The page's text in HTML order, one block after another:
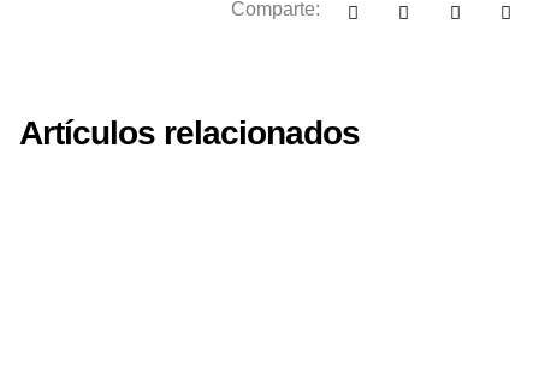
Comparte:
Artículos relacionados